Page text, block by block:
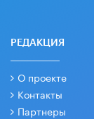
РЕДАКЦИЯ
О проекте
Контакты
Партнеры